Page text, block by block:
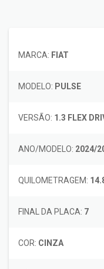
MARCA: FIAT
MODELO: PULSE
VERSÃO: 1.3 FLEX
ANO/MODELO: 2024/
QUILOMETRAGEM:
FINAL DA PLACA: 7
COR: CINZA